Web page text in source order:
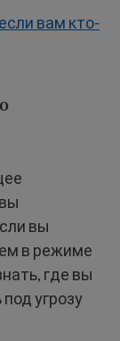
вам кто-
вы
в режиме
где вы
угрозу